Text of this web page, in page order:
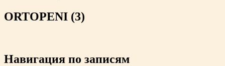
ORTOPENI (3)
Навигация по записям